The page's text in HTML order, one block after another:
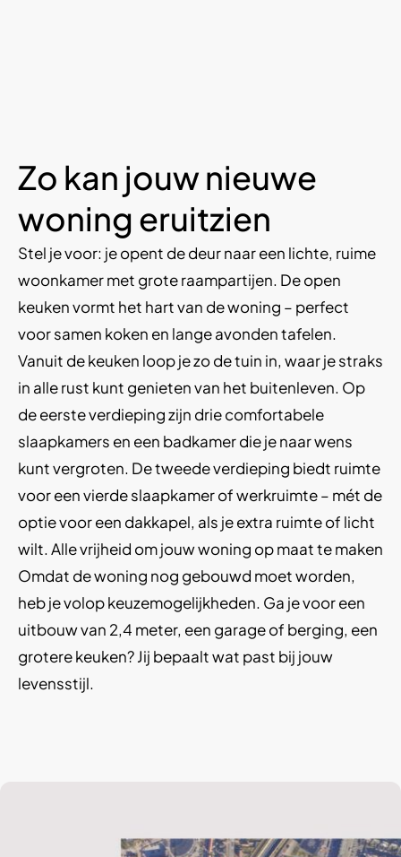
Zo kan jouw nieuwe
woning eruitzien
Stel je voor: je opent de deur naar een lichte, ruime
woonkamer met grote raampartijen. De open
keuken vormt het hart van de woning – perfect
voor samen koken en lange avonden tafelen.
Vanuit de keuken loop je zo de tuin in, waar je straks
in alle rust kunt genieten van het buitenleven. Op
de eerste verdieping zijn drie comfortabele
slaapkamers en een badkamer die je naar wens
kunt vergroten. De tweede verdieping biedt ruimte
voor een vierde slaapkamer of werkruimte – mét de
optie voor een dakkapel, als je extra ruimte of licht
wilt. Alle vrijheid om jouw woning op maat te maken
Omdat de woning nog gebouwd moet worden,
heb je volop keuzemogelijkheden. Ga je voor een
uitbouw van 2,4 meter, een garage of berging, een
grotere keuken? Jij bepaalt wat past bij jouw
levensstijl.